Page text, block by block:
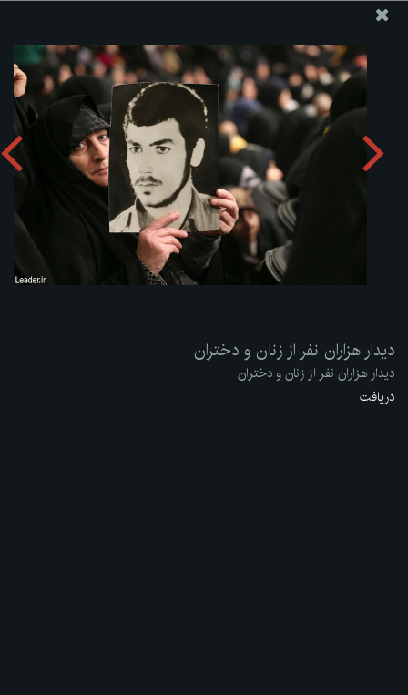
ارسال نامه
وجوهات
دیدار هزاران نفر از زنان و دختران دریافت آلبوم: zip
دیدار هزاران نفر از زنان و دختران
دیدار هزاران نفر از زنان و دختران
دریافت